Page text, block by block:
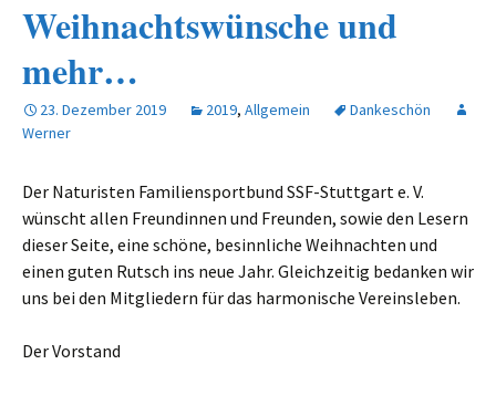
Weihnachtswünsche und
mehr…
23. Dezember 2019 2019, Allgemein
Dankeschön
Werner
Der Naturisten Familiensportbund SSF-Stuttgart e. V.
wünscht allen Freundinnen und Freunden, sowie den Lesern
dieser Seite, eine schöne, besinnliche Weihnachten und
einen guten Rutsch ins neue Jahr. Gleichzeitig bedanken wir
uns bei den Mitgliedern für das harmonische Vereinsleben.
Der Vorstand